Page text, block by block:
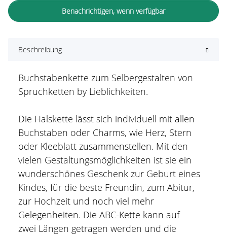
Benachrichtigen, wenn verfügbar
Beschreibung
Buchstabenkette zum Selbergestalten von
Spruchketten by Lieblichkeiten.
Die Halskette lässt sich individuell mit allen
Buchstaben oder Charms, wie Herz, Stern
oder Kleeblatt zusammenstellen. Mit den
vielen Gestaltungsmöglichkeiten ist sie ein
wunderschönes Geschenk zur Geburt eines
Kindes, für die beste Freundin, zum Abitur,
zur Hochzeit und noch viel mehr
Gelegenheiten. Die ABC-Kette kann auf
zwei Längen getragen werden und die